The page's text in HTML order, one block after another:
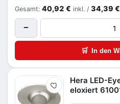
Gesamt: 40,92 € inkl. / 34,39 €
−
🛒 In den
Merken
Hera LED-
eloxiert